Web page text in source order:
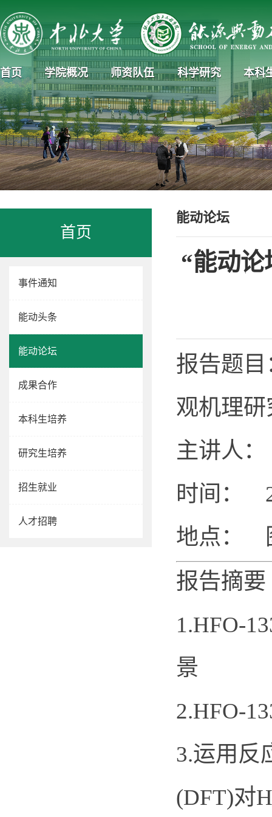
首页 学院概况 师资队伍 科学研究 本科
首页
事件通知
能动头条
能动论坛
成果合作
本科生培养
研究生培养
招生就业
人才招聘
能动论坛
“能动论
报告题目
观机理研
主讲人
时间：
地点：
报告摘要
1.HFO-
景
2.HFO-
3.运用反
(DFT)对